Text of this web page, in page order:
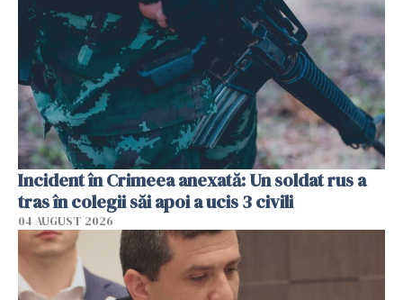
Incident în Crimeea anexată: Un soldat rus a
tras în colegii săi apoi a ucis 3 civili
04 AUGUST 2026